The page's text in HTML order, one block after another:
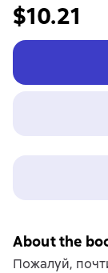
$10.21
About the
Пожалуй,